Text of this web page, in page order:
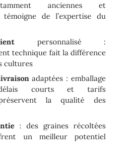
anciennes et
témoigne de l’expertise du
personnalisé :
technique fait la différence
cultures
adaptées : emballage
courts et tarifs
la qualité des
: des graines récoltées
un meilleur potentiel